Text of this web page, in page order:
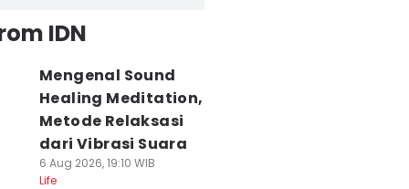
IDN
Mengenal Sound
Healing Meditation,
Metode Relaksasi
dari Vibrasi Suara
6 Aug 2026, 19:10 WIB
Life